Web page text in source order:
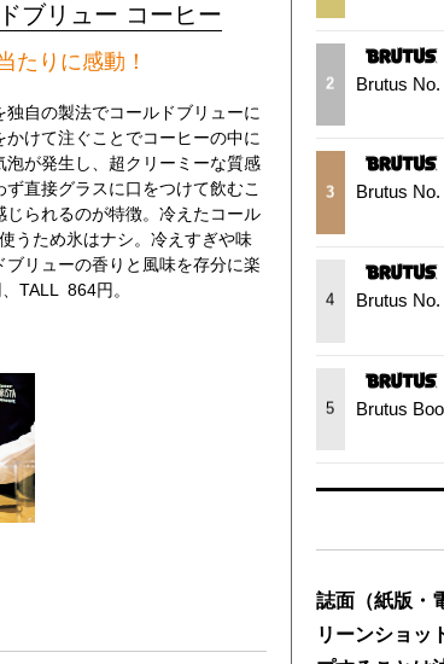
ブリュー コーヒー
たりに感動！
自の製法でコールドブリューに
けて注ぐことでコーヒーの中に
泡が発生し、超クリーミーな質感
直接グラスに口をつけて飲むこ
じられるのが特徴。冷えたコール
うため氷はナシ。冷えすぎや味
リューの香りと風味を存分に楽
TALL 864円。
2 Brutus
3 Brutus
4 Brutus
5 Brutus
誌面（紙版・
リーンショッ